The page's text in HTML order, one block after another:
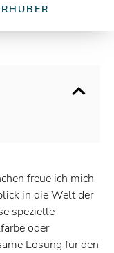
freue ich mich
in die Welt der
spezielle
oder
Lösung für den